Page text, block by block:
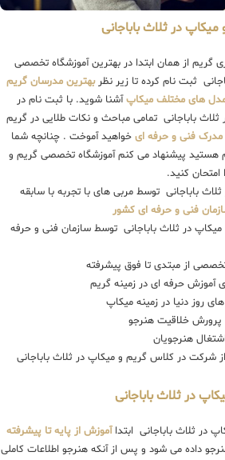
در ثلاث باباجانی
گریم از همان ابتدا در بهترین آموزشگاه تخصصی
ثبت نام کرده تا زیر نظربهترین مدرسان گریم
های مختلف میکاپآشنا شوید. با ثبت نام در
باباجانی تمامی مباحث و نکات طلایی در گریم
فنی و حرفه ایخواهید آموخت . چنانچه شما
پیشنهاد می کنم آموزشگاه تخصصی گریم و
کنید.
باباجانی توسط مربی های با تجربه با سابقه
فنی و حرفه ای کشور
در ثلاث باباجانی توسط سازمان فنی و حرفه
آموزش حرفه ای در زمینه گریم
دنیا در زمینه میکاپ
خلاقیت هنرجو
هنرجویان
شرکت در کلاس گریم و میکاپ در ثلاث باباجانی
در ثلاث باباجانی
در ثلاث باباجانی ابتداآموزش از پایه تا پیشرفته
داده می شود و پس از آنکه هنرجو اطلاعات کاملی